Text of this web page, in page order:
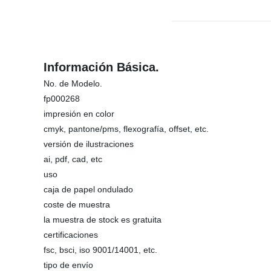
Información Básica.
No. de Modelo.
fp000268
impresión en color
cmyk, pantone/pms, flexografía, offset, etc.
versión de ilustraciones
ai, pdf, cad, etc
uso
caja de papel ondulado
coste de muestra
la muestra de stock es gratuita
certificaciones
fsc, bsci, iso 9001/14001, etc.
tipo de envío